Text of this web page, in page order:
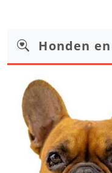
Honden